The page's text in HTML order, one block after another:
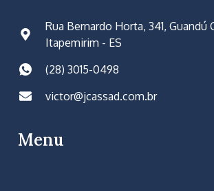
Rua Bernardo Horta, 341, Guandú
Itapemirim - ES
(28) 3015-0498
victor@jcassad.com.br
Menu